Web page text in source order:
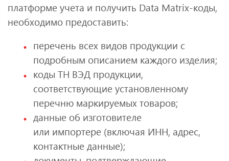
платформе учета и получить Data Matrix-коды,
необходимо предоставить:
перечень всех видов продукции с
подробным описанием каждого изделия;
коды ТН ВЭД продукции,
соответствующие установленному
перечню маркируемых товаров;
данные об изготовителе
или импортере (включая ИНН, адрес,
контактные данные);